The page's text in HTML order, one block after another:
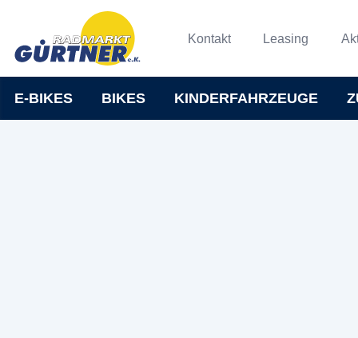
Kontakt Leasing
E-BIKES BIKES KINDERFAHRZEUGE